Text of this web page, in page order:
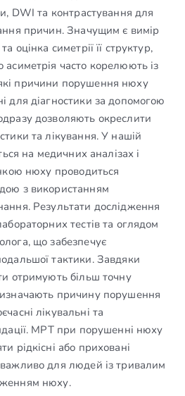
DWI та контрастування для
причин. Значущим є вимір
оцінка симетрії її структур,
часто корелюють із
причини порушення нюху
для діагностики за допомогою
дозволяють окреслити
та лікування. У нашій
на медичних аналізах і
нюху проводиться
з використанням
Результати дослідження
тестів та оглядом
що забезпечує
тактики. Завдяки
отримують більш точну
причину порушення
лікувальні та
МРТ при порушенні нюху
рідкісні або приховані
для людей із тривалим
нюху.